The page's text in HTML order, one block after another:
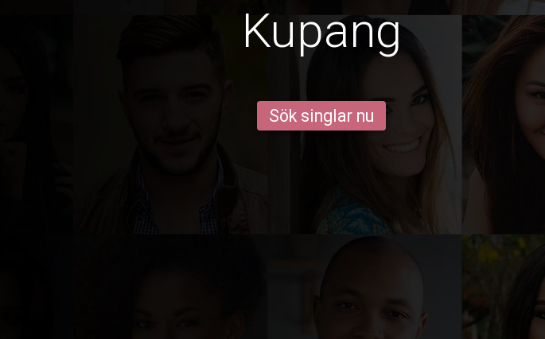
Kupang
Sök singlar nu